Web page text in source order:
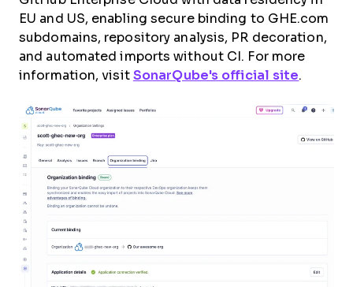
EU and US, enabling secure binding to GHE.com
subdomains, repository analysis, PR decoration,
and automated imports without CI. For more
information, visit SonarQube's official site.